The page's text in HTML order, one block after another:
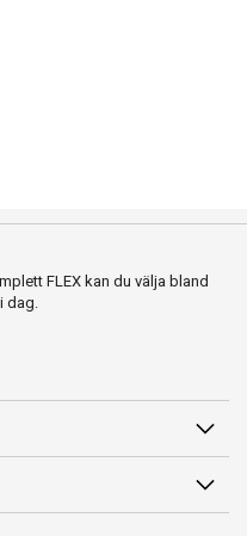
FLEX kan du välja bland
dag.